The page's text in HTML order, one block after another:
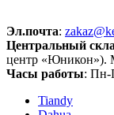
Эл.почта:
Центральный
центр «Юникон»).
Часы работы: Пн-
Tiandy